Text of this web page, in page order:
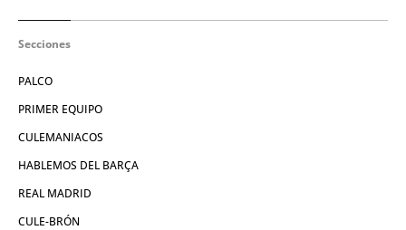
Secciones
PALCO
PRIMER EQUIPO
CULEMANIACOS
HABLEMOS DEL BARÇA
REAL MADRID
CULE-BRÓN